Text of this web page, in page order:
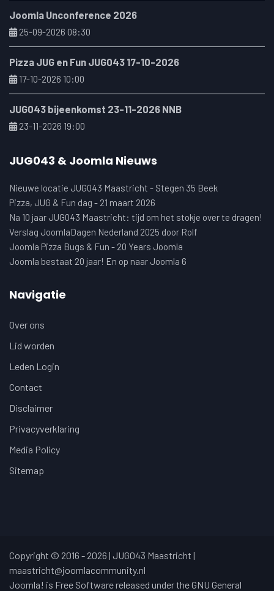
Joomla Unconference 2026
25-09-2026 08:30
Pizza JUG en Fun JUG043 17-10-2026
17-10-2026 10:00
JUG043 bijeenkomst 23-11-2026 NNB
23-11-2026 19:00
JUG043 & Joomla Nieuws
Nieuwe locatie JUG043 Maastricht - Stegen 35 Beek
Pizza, JUG & Fun dag - 21 maart 2026
Na 10 jaar JUG043 Maastricht: tijd om het stokje over te dragen!
Verslag JoomlaDagen Nederland 2025 door Rolf
Joomla Pizza Bugs & Fun - 20 Years Joomla
Joomla bestaat 20 jaar! En op naar Joomla 6
Navigatie
Over ons
Lid worden
Leden Login
Contact
Disclaimer
Privacyverklaring
Media Policy
Sitemap
Copyright © 2016 - 2026 | JUG043 Maastricht |
maastricht@joomlacommunity.nl
Joomla! is Free Software released under the GNU General